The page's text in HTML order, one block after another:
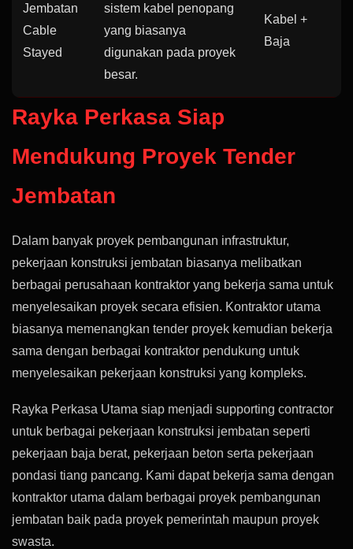
Jembatan
Cable
Stayed
sistem kabel penopang
yang biasanya
digunakan pada proyek
besar.
Kabel +
Baja
Rayka Perkasa Siap
Mendukung Proyek Tender
Jembatan
Dalam banyak proyek pembangunan infrastruktur,
pekerjaan konstruksi jembatan biasanya melibatkan
berbagai perusahaan kontraktor yang bekerja sama untuk
menyelesaikan proyek secara efisien. Kontraktor utama
biasanya memenangkan tender proyek kemudian bekerja
sama dengan berbagai kontraktor pendukung untuk
menyelesaikan pekerjaan konstruksi yang kompleks.
Rayka Perkasa Utama siap menjadi supporting contractor
untuk berbagai pekerjaan konstruksi jembatan seperti
pekerjaan baja berat, pekerjaan beton serta pekerjaan
pondasi tiang pancang. Kami dapat bekerja sama dengan
kontraktor utama dalam berbagai proyek pembangunan
jembatan baik pada proyek pemerintah maupun proyek
swasta.